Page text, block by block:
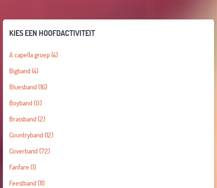
KIES EEN HOOFDACTIVITEIT
A capella groep(4)
Bigband (4)
Bluesband (16)
Boyband (0)
Brassband (2)
Countryband (12)
Coverband (72)
Fanfare (1)
Feestband (11)